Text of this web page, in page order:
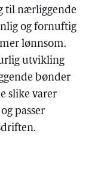
til nærliggende
og fornuftig
lønnsom.
utvikling
bønder
slike varer
passer